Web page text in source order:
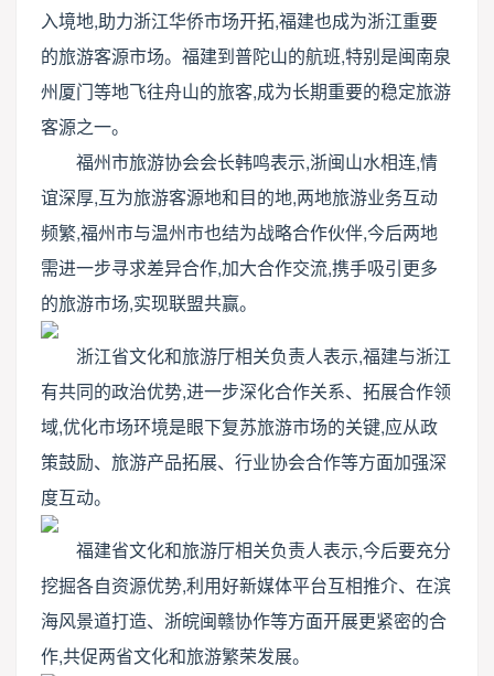
入境地,助力浙江华侨市场开拓,福建也成为浙江重要
的旅游客源市场。福建到普陀山的航班,特别是闽南泉
州厦门等地飞往舟山的旅客,成为长期重要的稳定旅游
客源之一。
福州市旅游协会会长韩鸣表示,浙闽山水相连,情
谊深厚,互为旅游客源地和目的地,两地旅游业务互动
频繁,福州市与温州市也结为战略合作伙伴,今后两地
需进一步寻求差异合作,加大合作交流,携手吸引更多
的旅游市场,实现联盟共赢。
浙江省文化和旅游厅相关负责人表示,福建与浙江
有共同的政治优势,进一步深化合作关系、拓展合作领
域,优化市场环境是眼下复苏旅游市场的关键,应从政
策鼓励、旅游产品拓展、行业协会合作等方面加强深
度互动。
福建省文化和旅游厅相关负责人表示,今后要充分
挖掘各自资源优势,利用好新媒体平台互相推介、在滨
海风景道打造、浙皖闽赣协作等方面开展更紧密的合
作,共促两省文化和旅游繁荣发展。